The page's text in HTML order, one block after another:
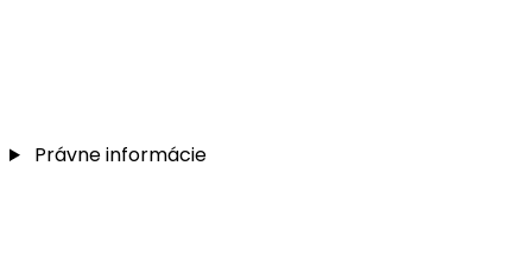
Právne informácie